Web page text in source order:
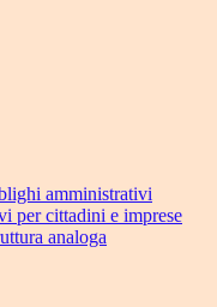
amministrativi
per cittadini e imprese
analoga